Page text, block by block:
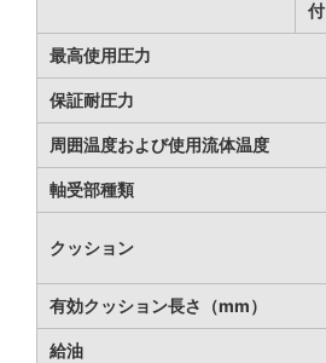
付
最高使用圧力
保証耐圧力
周囲温度および使用流体温度
軸受部種類
クッション
有効クッション長さ（mm）
給油